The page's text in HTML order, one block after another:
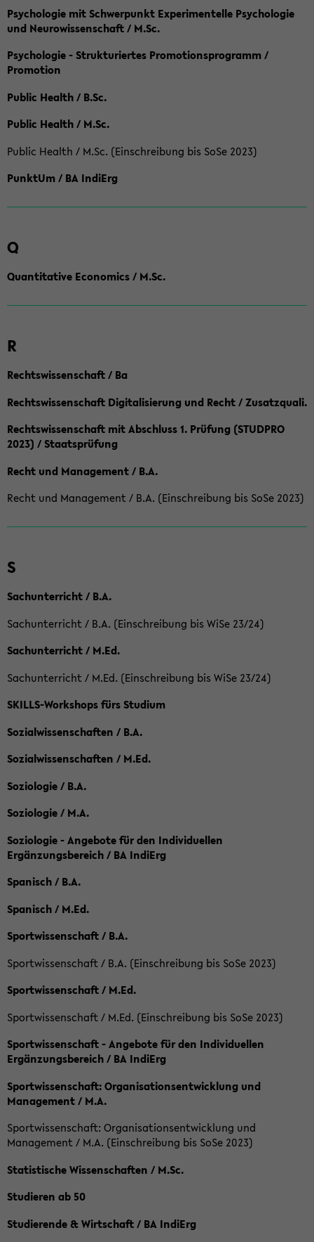
Psychologie mit Schwerpunkt Experimentelle Psychologie
und Neurowissenschaft / M.Sc.
Psychologie - Strukturiertes Promotionsprogramm /
Promotion
Public Health / B.Sc.
Public Health / M.Sc.
Public Health / M.Sc. (Einschreibung bis SoSe 2023)
PunktUm / BA IndiErg
Q
Quantitative Economics / M.Sc.
R
Rechtswissenschaft / Ba
Rechtswissenschaft Digitalisierung und Recht / Zusatzquali.
Rechtswissenschaft mit Abschluss 1. Prüfung (STUDPRO
2023) / Staatsprüfung
Recht und Management / B.A.
Recht und Management / B.A. (Einschreibung bis SoSe 2023)
S
Sachunterricht / B.A.
Sachunterricht / B.A. (Einschreibung bis WiSe 23/24)
Sachunterricht / M.Ed.
Sachunterricht / M.Ed. (Einschreibung bis WiSe 23/24)
SKILLS-Workshops fürs Studium
Sozialwissenschaften / B.A.
Sozialwissenschaften / M.Ed.
Soziologie / B.A.
Soziologie / M.A.
Soziologie - Angebote für den Individuellen
Ergänzungsbereich / BA IndiErg
Spanisch / B.A.
Spanisch / M.Ed.
Sportwissenschaft / B.A.
Sportwissenschaft / B.A. (Einschreibung bis SoSe 2023)
Sportwissenschaft / M.Ed.
Sportwissenschaft / M.Ed. (Einschreibung bis SoSe 2023)
Sportwissenschaft - Angebote für den Individuellen
Ergänzungsbereich / BA IndiErg
Sportwissenschaft: Organisationsentwicklung und
Management / M.A.
Sportwissenschaft: Organisationsentwicklung und
Management / M.A. (Einschreibung bis SoSe 2023)
Statistische Wissenschaften / M.Sc.
Studieren ab 50
Studierende & Wirtschaft / BA IndiErg